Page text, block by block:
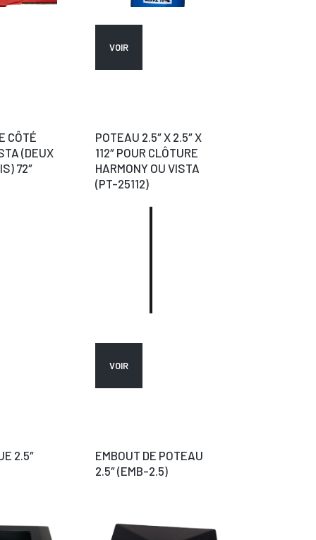
VOIR
CÔTÉ
(DEUX
72″
POTEAU 2.5″ X 2.5″ X
112″ POUR CLÔTURE
HARMONY OU VISTA
(PT-25112)
VOIR
2.5″
EMBOUT DE POTEAU
2.5″ (EMB-2.5)